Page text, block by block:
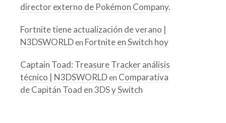
director externo de Pokémon Company.
Fortnite tiene actualización de verano |
N3DSWORLDen Fortnite en Switch hoy
Captain Toad: Treasure Tracker análisis
técnico | N3DSWORLDen Comparativa
de Capitán Toad en 3DS y Switch